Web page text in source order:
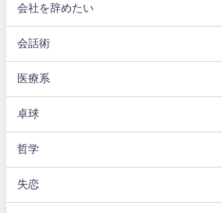
会社を辞めたい
会話術
医療系
卓球
哲学
失恋